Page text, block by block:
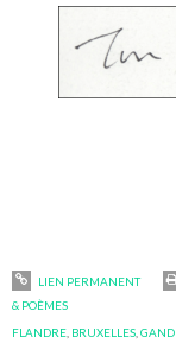
LIEN PERMANENT
& POÈMES
FLANDRE BRUXELLES ,GAND